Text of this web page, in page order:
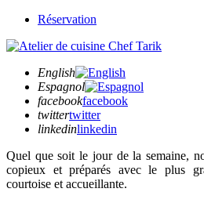
Réservation
English
Espagnol
facebookfacebook
twittertwitter
linkedinlinkedin
Quel que soitle jour de la semaine,
copieux et préparés avec le plus
courtoise et accueillante.